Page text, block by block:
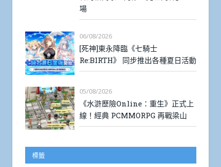
場
06/08/2026
[死神]東永降臨《七騎士
Re:BIRTH》 同步推出各種夏日活動
05/08/2026
《水滸歷險Online：重生》正式上
線！經典 PCMMORPG 再戰梁山
標籤